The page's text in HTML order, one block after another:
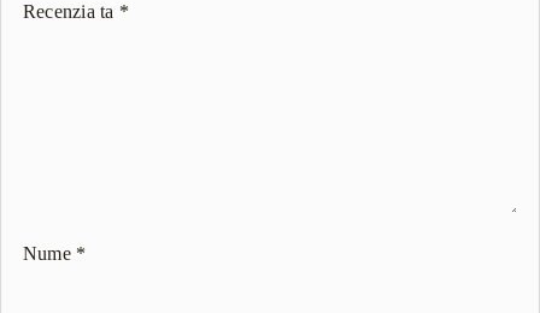
Recenzia ta *
Nume *